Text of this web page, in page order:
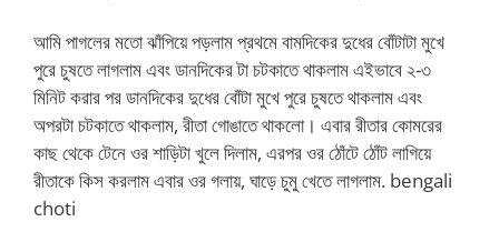
আমি পাগলের মতো ঝাঁপিয়ে পড়লাম প্রথমে বামদিকের দুধের বোঁটাটা মুখে
পুরে চুষতে লাগলাম এবং ডানদিকের টা চটকাতে থাকলাম এইভাবে ২-৩
মিনিট করার পর ডানদিকের দুধের বোঁটা মুখে পুরে চুষতে থাকলাম এবং
অপরটা চটকাতে থাকলাম, রীতা গোঙাতে থাকলো। এবার রীতার কোমরের
কাছ থেকে টেনে ওর শাড়িটা খুলে দিলাম, এরপর ওর ঠোঁটে ঠোঁট লাগিয়ে
রীতাকে কিস করলাম এবার ওর গলায়, ঘাড়ে চুমু খেতে লাগলাম. bengali
choti